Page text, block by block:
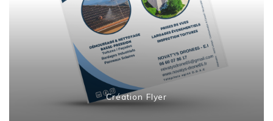
Création Flyer